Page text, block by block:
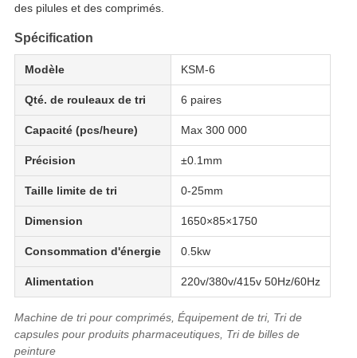
des pilules et des comprimés.
Spécification
Modèle KSM-6
Qté. de rouleaux de tri 6 paires
Capacité (pcs/heure) Max 300 000
Précision ±0.1mm
Taille limite de tri 0-25mm
Dimension 1650×85×1750
Consommation d'énergie 0.5kw
Alimentation 220v/380v/415v 50Hz/60Hz
Machine de tri pour comprimés, Équipement de tri, Tri de
capsules pour produits pharmaceutiques, Tri de billes de
peinture